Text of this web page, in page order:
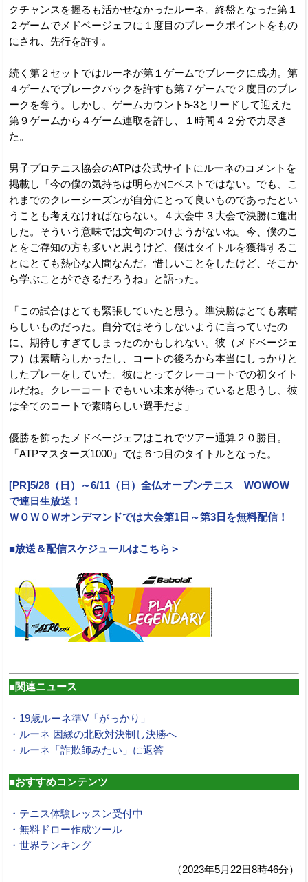
クチャンスを握るも活かせなかったルーネ。終盤となった第１
２ゲームでメドベージェフに１度目のブレークポイントをもの
にされ、先行を許す。
続く第２セットではルーネが第１ゲームでブレークに成功。第
４ゲームでブレークバックを許すも第７ゲームで２度目のブレ
ークを奪う。しかし、ゲームカウント5-3とリードして迎えた
第９ゲームから４ゲーム連取を許し、１時間４２分で力尽き
た。
男子プロテニス協会のATPは公式サイトにルーネのコメントを
掲載し「今の僕の気持ちは明らかにベストではない。でも、こ
れまでのクレーシーズンが自分にとって良いものであったとい
うことも考えなければならない。４大会中３大会で決勝に進出
した。そういう意味では文句のつけようがないね。今、僕のこ
とをご存知の方も多いと思うけど、僕はタイトルを獲得するこ
とにとても熱心な人間なんだ。惜しいことをしたけど、そこか
ら学ぶことができるだろうね」と語った。
「この試合はとても緊張していたと思う。準決勝はとても素晴
らしいものだった。自分ではそうしないように言っていたの
に、期待しすぎてしまったのかもしれない。彼（メドベージェ
フ）は素晴らしかったし、コートの後ろから本当にしっかりと
したプレーをしていた。彼にとってクレーコートでの初タイト
ルだね。クレーコートでもいい未来が待っていると思うし、彼
は全てのコートで素晴らしい選手だよ」
優勝を飾ったメドベージェフはこれでツアー通算２０勝目。
「ATPマスターズ1000」では６つ目のタイトルとなった。
[PR]5/28（日）～6/11（日）全仏オープンテニス WOWOW
で連日生放送！
ＷＯＷＯＷオンデマンドでは大会第1日～第3日を無料配信！
■放送＆配信スケジュールはこちら＞
■関連ニュース
・19歳ルーネ準V「がっかり」
・ルーネ 因縁の北欧対決制し決勝へ
・ルーネ「詐欺師みたい」に返答
■おすすめコンテンツ
・テニス体験レッスン受付中
・無料ドロー作成ツール
・世界ランキング
（2023年5月22日8時46分）